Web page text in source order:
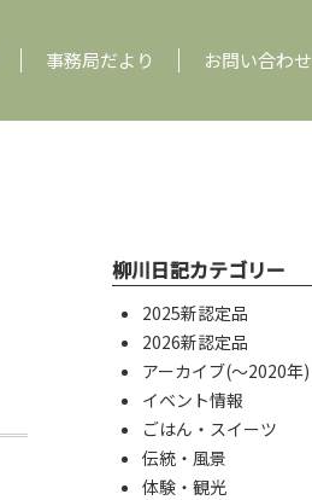
事務局だより お問い合わせ
柳川日記カテゴリー
2025新認定品
2026新認定品
アーカイブ(〜2020年)
イベント情報
ごはん・スイーツ
伝統・風景
体験・観光